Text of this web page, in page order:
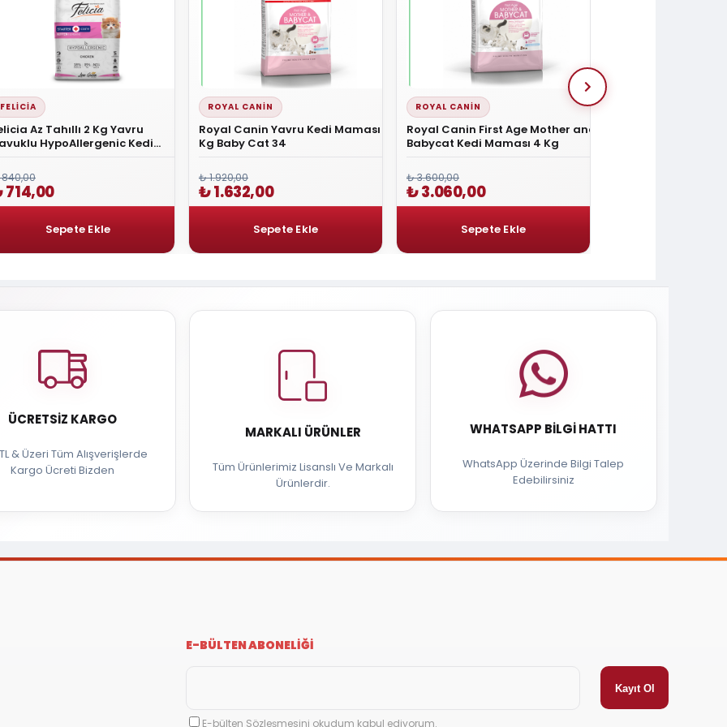
FELICIA
Az Tahıllı 2 Kg Yavru
HypoAllergenic Kedi
714,00
ROYAL CANIN
Royal Canin Yavru Kedi Maması 2
Kg Baby Cat 34
₺ 1.920,00
₺ 1.632,00
ROYAL CANIN
Royal Canin First Age Mother and
Babycat Kedi Maması 4 Kg
₺ 3.600,00
₺ 3.060,00
ÜCRETSIZ KARGO
& Üzeri Tüm Alışverişlerde
Kargo Ücreti Bizden
MARKALI ÜRÜNLER
Tüm Ürünlerimiz Lisanslı Ve Markalı
Ürünlerdir.
WHATSAPP BILGI HATTI
WhatsApp Üzerinde Bilgi Talep
Edebilirsiniz
E-BÜLTEN ABONELİĞİ
E-bülten Sözleşmesini okudum kabul ediyorum.